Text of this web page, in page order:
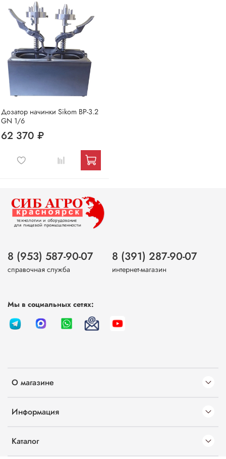
Дозатор начинки Sikom ВР-3.2
GN 1/6
62 370 ₽
О магазине
Информация
Каталог
8 (953) 587-90-07
справочная служба
8 (391) 287-90-07
интернет-магазин
Мы в социальных сетях: